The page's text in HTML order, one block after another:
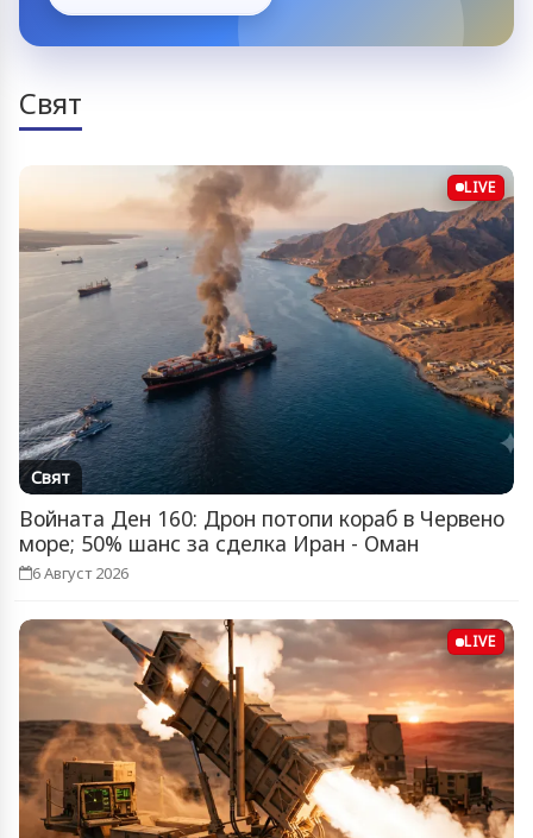
Свят
LIVE
Свят
Войната Ден 160: Дрон потопи кораб в Червено
море; 50% шанс за сделка Иран - Оман
6 Август 2026
LIVE